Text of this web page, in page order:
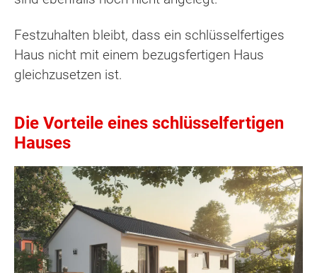
Festzuhalten bleibt, dass ein schlüsselfertiges
Haus nicht mit einem bezugsfertigen Haus
gleichzusetzen ist.
Die Vorteile eines schlüsselfertigen
Hauses